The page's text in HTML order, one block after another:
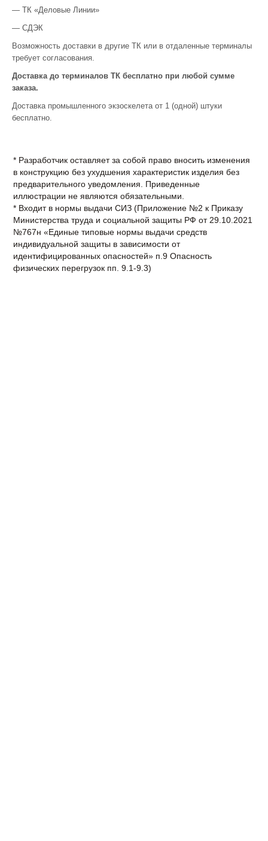
— ТК «Деловые Линии»
— СДЭК
Возможность доставки в другие ТК или в отдаленные терминалы
требует согласования.
Доставка до терминалов ТК бесплатно при любой сумме
заказа.
Доставка промышленного экзоскелета от 1 (одной) штуки
бесплатно.
* Разработчик оставляет за собой право вносить изменения
в конструкцию без ухудшения характеристик изделия без
предварительного уведомления. Приведенные
иллюстрации не являются обязательными.
* Входит в нормы выдачи СИЗ (Приложение №2 к Приказу
Министерства труда и социальной защиты РФ от 29.10.2021
№767н «Единые типовые нормы выдачи средств
индивидуальной защиты в зависимости от
идентифицированных опасностей» п.9 Опасность
физических перегрузок пп. 9.1-9.3)